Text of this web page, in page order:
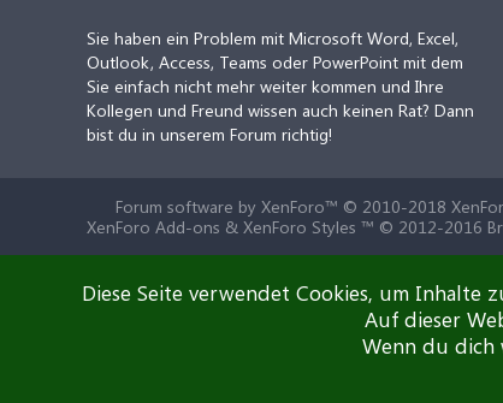
Sie haben ein Problem mit Microsoft Word, Excel,
Outlook, Access, Teams oder PowerPoint mit dem
Sie einfach nicht mehr weiter kommen und Ihre
Kollegen und Freund wissen auch keinen Rat? Dann
bist du in unserem Forum richtig!
Forum software by XenForo™ © 2010-2018
XenForo Add-ons & XenForo Styles ™ © 2012-2016
Diese Seite verwendet Cookies, um Inhalte
Auf dieser
Wenn du dich